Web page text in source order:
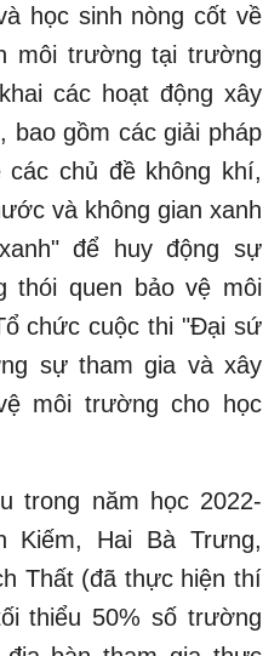
học sinh nòng cốt về
môi trường tại trường
các hoạt động xây
bao gồm các giải pháp
chủ đề không khí,
và không gian xanh
để huy động sự
thói quen bảo vệ môi
chức cuộc thi "Đại sứ
sự tham gia và xây
môi trường cho học
trong năm học 2022-
Kiếm, Hai Bà Trưng,
Thất (đã thực hiện thí
thiểu 50% số trường